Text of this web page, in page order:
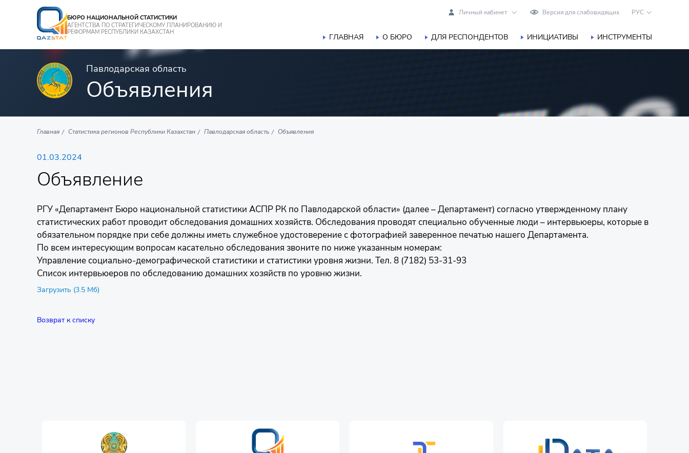
БЮРО НАЦИОНАЛЬНОЙ СТАТИСТИКИ
АГЕНТСТВА ПО СТРАТЕГИЧЕСКОМУ ПЛАНИРОВАНИЮ И
РЕФОРМАМ РЕСПУБЛИКИ КАЗАХСТАН
Личный кабинет Версия для слабовидящих РУС
ГЛАВНАЯ О БЮРО ДЛЯ РЕСПОНДЕНТОВ ИНИЦИАТИВЫ ИНСТРУМЕНТЫ
Павлодарская область
Объявления
Главная Статистика регионов Республики Казахстан Павлодарская область Объявления
01.03.2024
Объявление
РГУ «Департамент Бюро национальной статистики АСПР РК по Павлодарской области» (далее – Департамент) согласно утвержденному плану
статистических работ проводит обследования домашних хозяйств. Обследования проводят специально обученные люди – интервьюеры, которые в
обязательном порядке при себе должны иметь служебное удостоверение с фотографией заверенное печатью нашего Департамента.
По всем интересующим вопросам касательно обследования звоните по ниже указанным номерам:
Управление социально-демографической статистики и статистики уровня жизни. Тел. 8 (7182) 53-31-93
Список интервьюеров по обследованию домашних хозяйств по уровню жизни.
Загрузить (3.5 Мб)
Возврат к списку